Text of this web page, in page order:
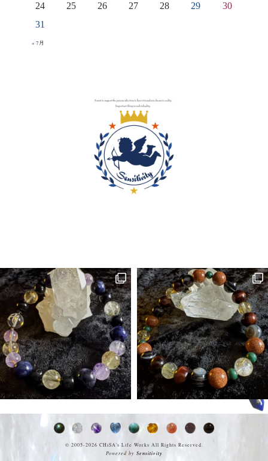
24
25 26 27 28 29
30
31
« 7月
© 2005-2026 CHiSA's Life Works All Rights Reserved.
Powered by Sensitivity